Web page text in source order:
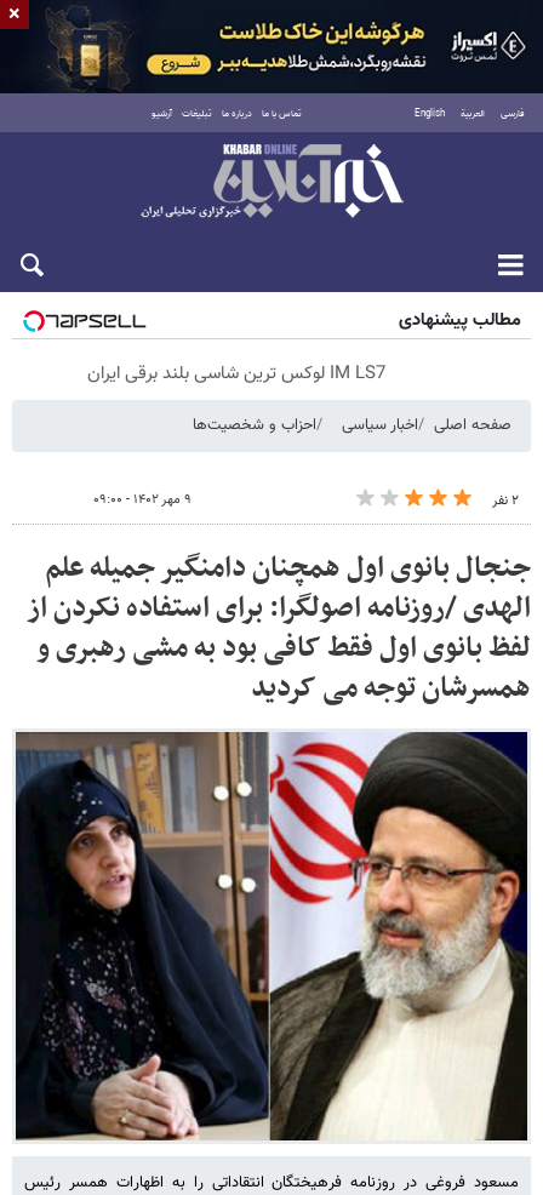
فارسی العربية English تماس با ما درباره ما تبلیغات آرشیو
پنجشنبه ۱۵ مرداد ۱۴۰۵
مطالب پیشنهادی
IM LS7 لوکس ترین شاسی بلند برقی ایران
صفحه اصلی اخبار سیاسی احزاب و شخصیت‌ها
۲ نفر ۹ مهر ۱۴۰۲ - ۰۹:۰۰
جنجال بانوی اول همچنان دامنگیر جمیله علم
الهدی /روزنامه اصولگرا: برای استفاده نکردن از
لفظ بانوی اول فقط کافی بود به مشی رهبری و
همسرشان توجه می کردید
مسعود فروغی در روزنامه فرهیختگان انتقاداتی را به اظهارات همسر رئیس
×